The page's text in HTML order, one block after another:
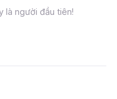
là người đầu tiên!